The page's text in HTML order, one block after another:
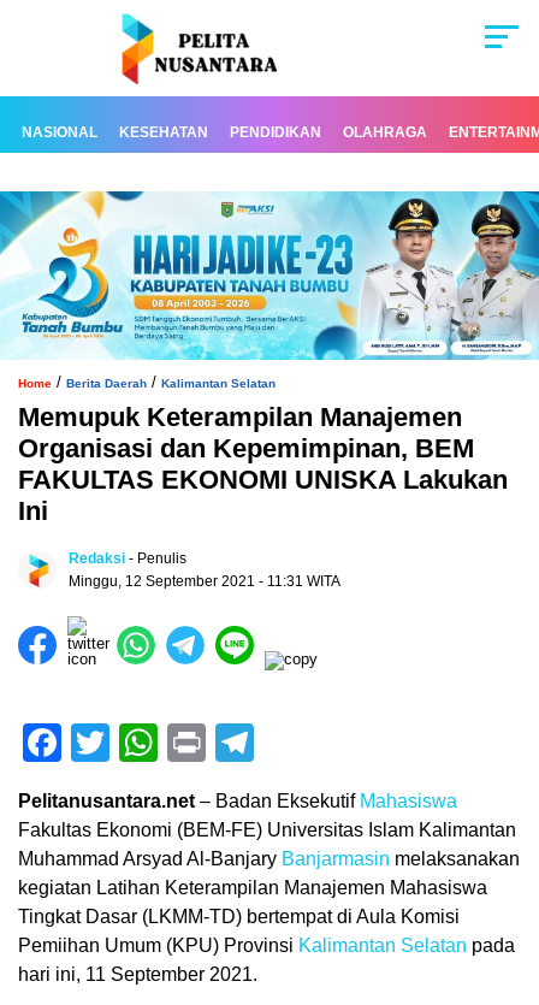
NASIONAL KESEHATAN PENDIDIKAN OLAHRAGA
Home / Berita Daerah / Kalimantan Selatan
Memupuk Keterampilan Manajemen
Organisasi dan Kepemimpinan, BEM
FAKULTAS EKONOMI UNISKA Lakukan
Ini
Redaksi - Penulis
Minggu, 12 September 2021 - 11:31 WITA
Facebook
TwitterWhatsApp
Print
Pelitanusantara.net – Badan Eksekutif Mahasiswa
Fakultas Ekonomi (BEM-FE) Universitas Islam Kalimantan
Muhammad Arsyad Al-Banjary Banjarmasin melaksanakan
kegiatan Latihan Keterampilan Manajemen Mahasiswa
Tingkat Dasar (LKMM-TD) bertempat di Aula Komisi
Pemiihan Umum (KPU) Provinsi Kalimantan Selatan pada
hari ini, 11 September 2021.